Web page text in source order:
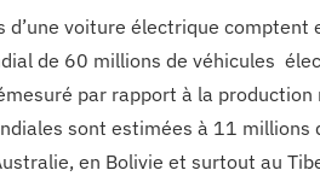
d’une voiture électrique
de 60 millions de véhicules
par rapport à la
sont estimées à 11 millions
en Bolivie et surtout au